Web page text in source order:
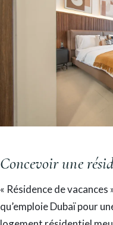
Concevoir une
« Résidence de
qu’emploie Dubaï pour